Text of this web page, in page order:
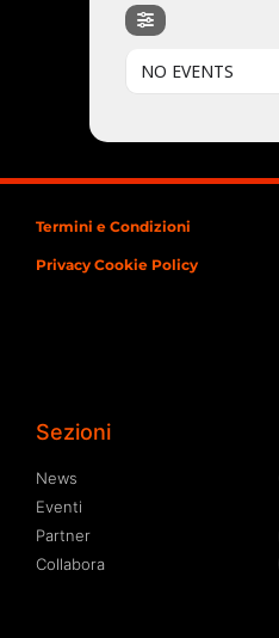
NO EVENTS
Termini e Condizioni
Privacy Cookie Policy
Sezioni
News
Eventi
Partner
Collabora